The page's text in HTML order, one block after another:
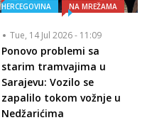
HERCEGOVINA
NA MREŽAMA
Tue, 14 Jul 2026 - 11:09
Ponovo problemi sa
starim tramvajima u
Sarajevu: Vozilo se
zapalilo tokom vožnje u
Nedžarićima